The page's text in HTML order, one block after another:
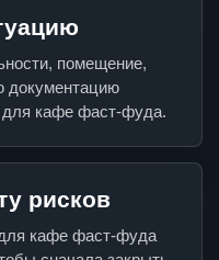
помещение,
документацию
для кафе фаст-фуда.
рисков
кафе фаст-фуда